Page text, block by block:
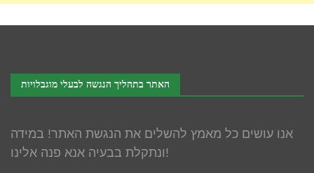
האתר בתהליך הנגשה לבעלי מוגבלויות
אנו עושים כל מאמץ להשלים את הנגשת האתר! במידה
ונתקלת בבעיה אנא פנה אלינו!